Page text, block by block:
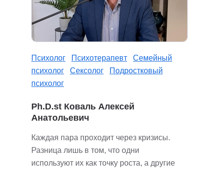
Психолог Психотерапевт
Семейный
психолог
Сексолог
Подростковый
психолог
Ph.D.st Коваль Алексей
Анатольевич
Каждая пара проходит через кризисы.
Разница лишь в том, что одни
используют их как точку роста, а другие